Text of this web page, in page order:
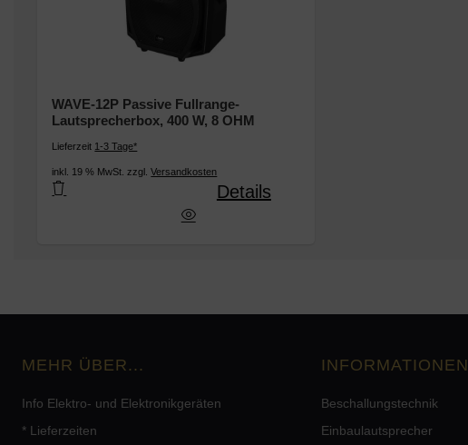
WAVE-12P Passive Fullrange-
Lautsprecherbox, 400 W, 8 OHM
Lieferzeit 1-3 Tage*
inkl. 19 % MwSt. zzgl.Versandkosten
Passive Fullrange-Lautsprecherbox, 400 W, 8 OHM
Details
MEHR ÜBER...
Info Elektro- und Elektronikgeräten
* Lieferzeiten
INFORMATIONEN
Beschallungstechnik
Einbaulautsprecher